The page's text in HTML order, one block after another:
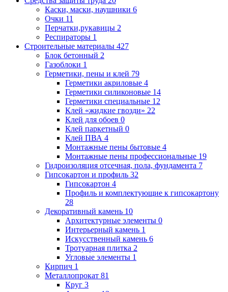
Каски, маски, наушники 6
Очки 11
Перчатки,рукавицы 2
Респираторы 1
Строительные материалы 427
Блок бетонный 2
Газоблоки 1
Герметики, пены и клей 79
Герметики акриловые 4
Герметики силиконовые 14
Герметики специальные 12
Клей «жидкие гвозди» 22
Клей для обоев 0
Клей паркетный 0
Клей ПВА 4
Монтажные пены бытовые 4
Монтажные пены профессиональные 19
Гидроизоляция отсечная, пола, фундамента 7
Гипсокартон и профиль 32
Гипсокартон 4
Профиль и комплектующие к гипсокартону
28
Декоративный камень 10
Архитектурные элементы 0
Интерьерный камень 1
Искусственный камень 6
Тротуарная плитка 2
Угловые элементы 1
Кирпич 1
Металлопрокат 81
Круг 3